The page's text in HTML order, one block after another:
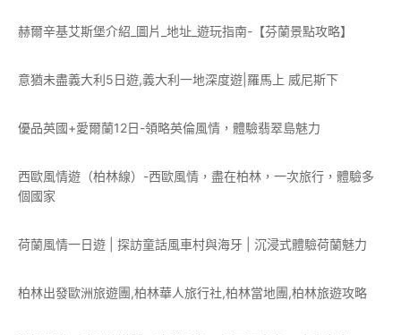
赫爾辛基艾斯堡介紹_圖片_地址_遊玩指南-【芬蘭景點攻略】
意猶未盡義大利5日遊,義大利一地深度遊|羅馬上 威尼斯下
優品英國+愛爾蘭12日-領略英倫風情，體驗翡翠島魅力
西歐風情遊（柏林線）-西歐風情，盡在柏林，一次旅行，體驗多
個國家
荷蘭風情一日遊 | 探訪童話風車村與海牙 | 沉浸式體驗荷蘭魅力
柏林出發歐洲旅遊團,柏林華人旅行社,柏林當地團,柏林旅遊攻略